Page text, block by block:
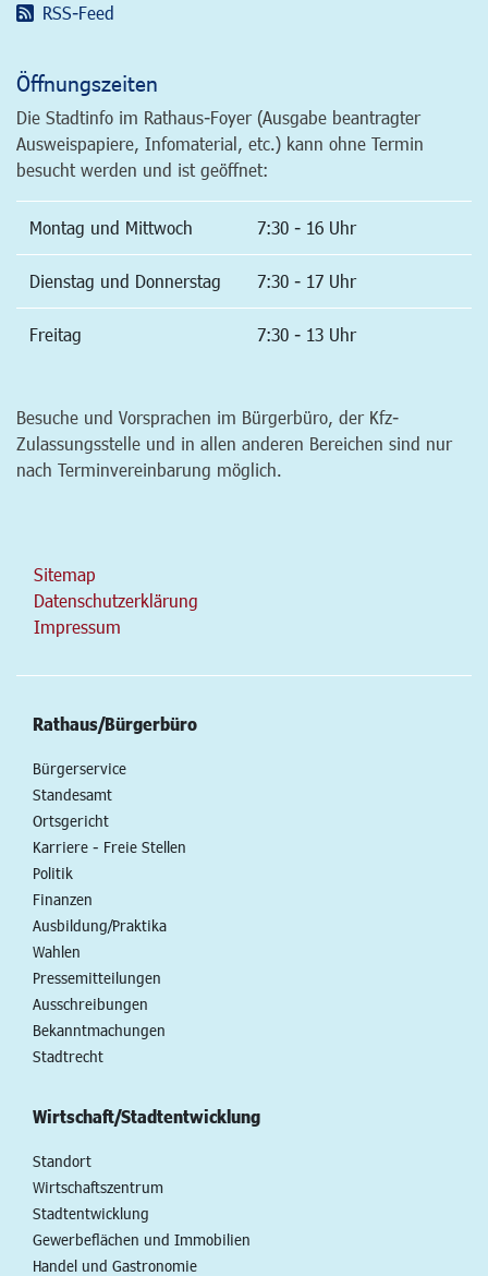
RSS-Feed
Öffnungszeiten
Die Stadtinfo im Rathaus-Foyer (Ausgabe beantragter
Ausweispapiere, Infomaterial, etc.) kann ohne Termin
besucht werden und ist geöffnet:
Montag und Mittwoch 7:30 - 16 Uhr
Dienstag und Donnerstag 7:30 - 17 Uhr
Freitag 7:30 - 13 Uhr
Besuche und Vorsprachen im Bürgerbüro, der Kfz-
Zulassungsstelle und in allen anderen Bereichen sind nur
nach Terminvereinbarung möglich.
Sitemap
Datenschutzerklärung
Impressum
Rathaus/Bürgerbüro
Bürgerservice
Standesamt
Ortsgericht
Karriere - Freie Stellen
Politik
Finanzen
Ausbildung/Praktika
Wahlen
Pressemitteilungen
Ausschreibungen
Bekanntmachungen
Stadtrecht
Wirtschaft/Stadtentwicklung
Standort
Wirtschaftszentrum
Stadtentwicklung
Gewerbeflächen und Immobilien
Handel und Gastronomie